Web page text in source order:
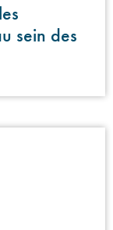
sein des